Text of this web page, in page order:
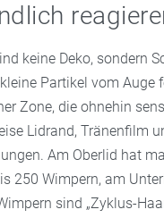
keine Deko, sondern
Partikel vom Auge
Zone, die ohnehin
Lidrand, Tränenfilm
Am Oberlid hat
250 Wimpern, am
sind „Zyklus-